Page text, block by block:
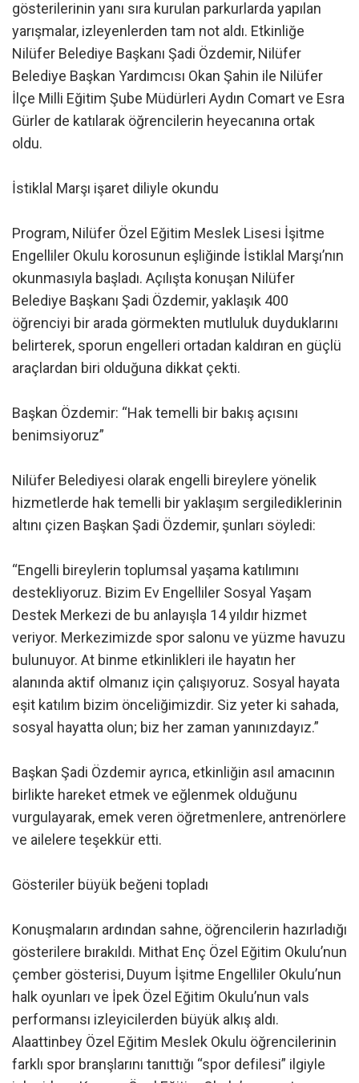
gösterilerinin yanı sıra kurulan parkurlarda yapılan
yarışmalar, izleyenlerden tam not aldı. Etkinliğe
Nilüfer Belediye Başkanı Şadi Özdemir, Nilüfer
Belediye Başkan Yardımcısı Okan Şahin ile Nilüfer
İlçe Milli Eğitim Şube Müdürleri Aydın Comart ve Esra
Gürler de katılarak öğrencilerin heyecanına ortak
oldu.
İstiklal Marşı işaret diliyle okundu
Program, Nilüfer Özel Eğitim Meslek Lisesi İşitme
Engelliler Okulu korosunun eşliğinde İstiklal Marşı’nın
okunmasıyla başladı. Açılışta konuşan Nilüfer
Belediye Başkanı Şadi Özdemir, yaklaşık 400
öğrenciyi bir arada görmekten mutluluk duyduklarını
belirterek, sporun engelleri ortadan kaldıran en güçlü
araçlardan biri olduğuna dikkat çekti.
Başkan Özdemir: “Hak temelli bir bakış açısını
benimsiyoruz”
Nilüfer Belediyesi olarak engelli bireylere yönelik
hizmetlerde hak temelli bir yaklaşım sergilediklerinin
altını çizen Başkan Şadi Özdemir, şunları söyledi:
“Engelli bireylerin toplumsal yaşama katılımını
destekliyoruz. Bizim Ev Engelliler Sosyal Yaşam
Destek Merkezi de bu anlayışla 14 yıldır hizmet
veriyor. Merkezimizde spor salonu ve yüzme havuzu
bulunuyor. At binme etkinlikleri ile hayatın her
alanında aktif olmanız için çalışıyoruz. Sosyal hayata
eşit katılım bizim önceliğimizdir. Siz yeter ki sahada,
sosyal hayatta olun; biz her zaman yanınızdayız.”
Başkan Şadi Özdemir ayrıca, etkinliğin asıl amacının
birlikte hareket etmek ve eğlenmek olduğunu
vurgulayarak, emek veren öğretmenlere, antrenörlere
ve ailelere teşekkür etti.
Gösteriler büyük beğeni topladı
Konuşmaların ardından sahne, öğrencilerin hazırladığı
gösterilere bırakıldı. Mithat Enç Özel Eğitim Okulu’nun
çember gösterisi, Duyum İşitme Engelliler Okulu’nun
halk oyunları ve İpek Özel Eğitim Okulu’nun vals
performansı izleyicilerden büyük alkış aldı.
Alaattinbey Özel Eğitim Meslek Okulu öğrencilerinin
farklı spor branşlarını tanıttığı “spor defilesi” ilgiyle